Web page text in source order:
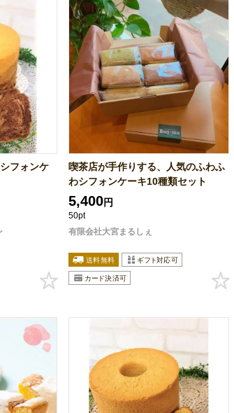
フォンケ
喫茶店が手作りする、人気のふわふ
わシフォンケーキ10種類セット
5,400円
50pt
有限会社大宮まるしぇ